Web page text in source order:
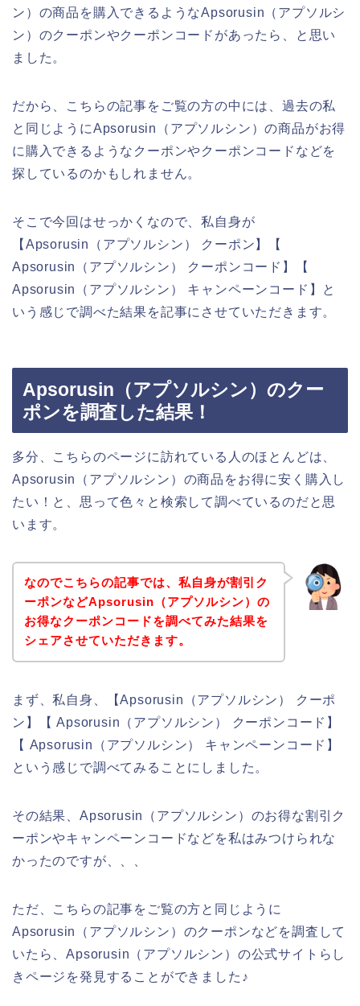
ン）の商品を購入できるようなApsorusin（アプソルシ
ン）のクーポンやクーポンコードがあったら、と思い
ました。
だから、こちらの記事をご覧の方の中には、過去の私
と同じようにApsorusin（アプソルシン）の商品がお得
に購入できるようなクーポンやクーポンコードなどを
探しているのかもしれません。
そこで今回はせっかくなので、私自身が
【Apsorusin（アプソルシン） クーポン】【
Apsorusin（アプソルシン） クーポンコード】【
Apsorusin（アプソルシン） キャンペーンコード】と
いう感じで調べた結果を記事にさせていただきます。
Apsorusin（アプソルシン）のクー
ポンを調査した結果！
多分、こちらのページに訪れている人のほとんどは、
Apsorusin（アプソルシン）の商品をお得に安く購入し
たい！と、思って色々と検索して調べているのだと思
います。
なのでこちらの記事では、私自身が割引ク
ーポンなどApsorusin（アプソルシン）の
お得なクーポンコードを調べてみた結果を
シェアさせていただきます。
まず、私自身、【Apsorusin（アプソルシン） クーポ
ン】【 Apsorusin（アプソルシン） クーポンコード】
【 Apsorusin（アプソルシン） キャンペーンコード】
という感じで調べてみることにしました。
その結果、Apsorusin（アプソルシン）のお得な割引ク
ーポンやキャンペーンコードなどを私はみつけられな
かったのですが、、、
ただ、こちらの記事をご覧の方と同じように
Apsorusin（アプソルシン）のクーポンなどを調査して
いたら、Apsorusin（アプソルシン）の公式サイトらし
きページを発見することができました♪